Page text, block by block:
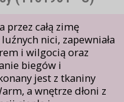
całą zimę
nici, zapewniała
i wilgocią oraz
biegów i
jest z tkaniny
a wnętrze dłoni z